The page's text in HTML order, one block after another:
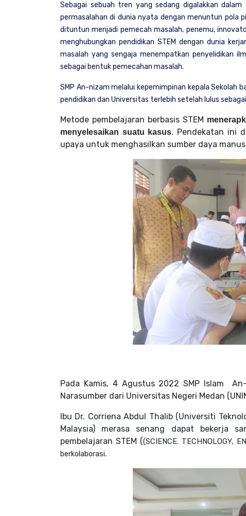
Sebagai sebuah tren yang sedang digalakkan
permasalahan di dunia nyata dengan menuntun pola
dituntun menjadi pemecah masalah, penemu,
menghubungkan pendidikan STEM dengan dunia
masalah yang sengaja menempatkan penyelidikan
sebagai bentuk pemecahan masalah.
SMP An-nizam melalui kepemimpinan kepala Sekolah
pendidikan dan Universitas terlebih setelah lulus
Metode pembelajaran berbasis STEM
menyelesaikan suatu kasus. Pendekatan ini
upaya untuk menghasilkan sumber daya
Pada Kamis, 4 Agustus 2022 SMP Islam
Narasumber dari Universitas Negeri Medan
Ibu Dr. Corriena Abdul Thalib (Universiti
Malaysia) merasa senang dapat bekerja
pembelajaran STEM ((SCIENCE. TECHNOLOGY,
berkolaborasi.